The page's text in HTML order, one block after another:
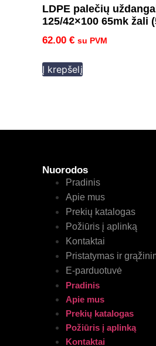
LDPE palečių
125/42×100 65mk žali
62.00 € su PVM
Į krepšelį
Nuorodos
Pradinis
Apie mus
Prekių katalogas
Požiūris į aplinką
Kontaktai
Pristatymas ir
E-parduotuvė
Pradinis
Apie mus
Prekių katalogas
Požiūris į aplinką
Kontaktai